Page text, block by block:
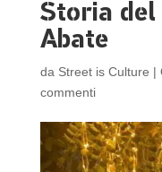
Storia del
Abate
da Street is Culture |
commenti